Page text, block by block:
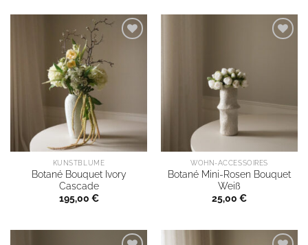
KUNSTBLUME
Botané Bouquet Ivory
Cascade
195,00 €
WOHN-ACCESSOIRES
Botané Mini-Rosen Bouquet
Weiß
25,00 €